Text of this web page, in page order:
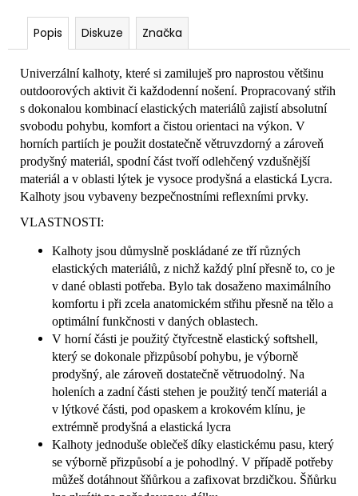
Popis Diskuze Značka
Univerzální kalhoty, které si zamiluješ pro naprostou většinu
outdoorových aktivit či každodenní nošení. Propracovaný střih
s dokonalou kombinací elastických materiálů zajistí absolutní
svobodu pohybu, komfort a čistou orientaci na výkon. V
horních partiích je použit dostatečně větruvzdorný a zároveň
prodyšný materiál, spodní část tvoří odlehčený vzdušnější
materiál a v oblasti lýtek je vysoce prodyšná a elastická Lycra.
Kalhoty jsou vybaveny bezpečnostními reflexními prvky.
VLASTNOSTI:
Kalhoty jsou důmyslně poskládané ze tří různých
elastických materiálů, z nichž každý plní přesně to, co je
v dané oblasti potřeba. Bylo tak dosaženo maximálního
komfortu i při zcela anatomickém střihu přesně na tělo a
optimální funkčnosti v daných oblastech.
V horní části je použitý čtyřcestně elastický softshell,
který se dokonale přizpůsobí pohybu, je výborně
prodyšný, ale zároveň dostatečně větruodolný. Na
holeních a zadní části stehen je použitý tenčí materiál a
v lýtkové části, pod opaskem a krokovém klínu, je
extrémně prodyšná a elastická lycra
Kalhoty jednoduše oblečeš díky elastickému pasu, který
se výborně přizpůsobí a je pohodlný. V případě potřeby
můžeš dotáhnout šňůrkou a zafixovat brzdičkou. Šňůrku